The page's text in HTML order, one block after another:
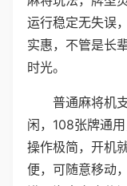
运行稳定无失误
实惠，不管是长
时光。
普通麻将机
闲，108张牌通
操作极简，开机
便，可随意移动